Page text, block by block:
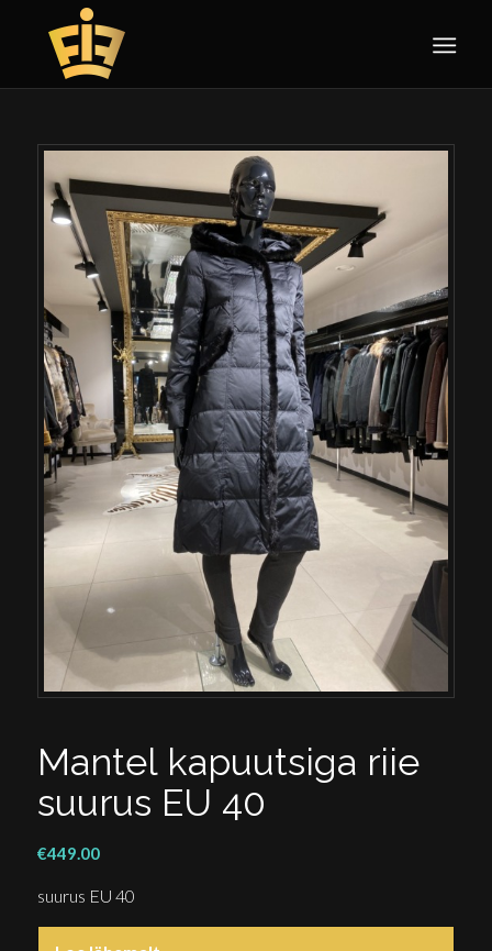
Mantel kapuutsiga riie
suurus EU 40
€449.00
suurus EU 40